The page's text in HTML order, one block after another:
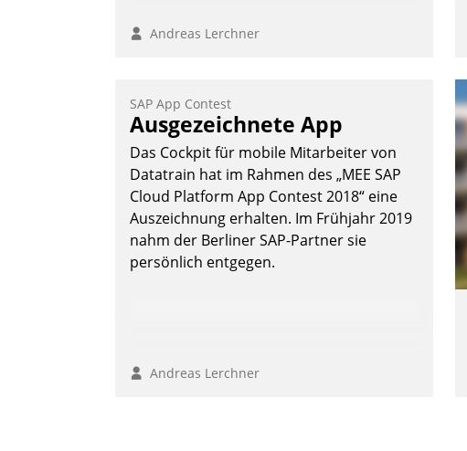
Andreas Lerchner
SAP App Contest
Ausgezeichnete App
Das Cockpit für mobile Mitarbeiter von
Datatrain hat im Rahmen des „MEE SAP
Cloud Platform App Contest 2018“ eine
Auszeichnung erhalten. Im Frühjahr 2019
nahm der Berliner SAP-Partner sie
persönlich entgegen.
Andreas Lerchner